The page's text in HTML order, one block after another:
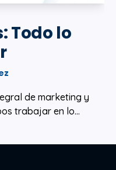
Todo lo
de marketing y
trabajar en lo...